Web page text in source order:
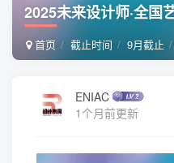
2025未来设计师·全国
首页 截止时间 9月截止
ENIAC
1个月前更新